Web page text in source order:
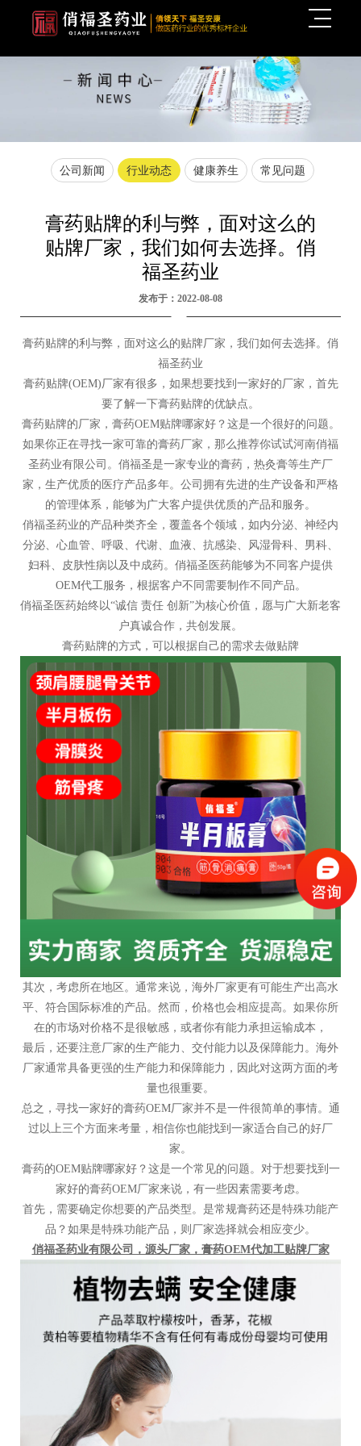
公司新闻 行业动态 健康养生 常见问题
膏药贴牌的利与弊，面对这么的
贴牌厂家，我们如何去选择。俏
福圣药业
发布于：2022-08-08
膏药贴牌的利与弊，面对这么的贴牌厂家，我们如何去选择。俏
福圣药业
膏药贴牌(OEM)厂家有很多，如果想要找到一家好的厂家，首先
要了解一下膏药贴牌的优缺点。
膏药贴牌的厂家，膏药OEM贴牌哪家好？这是一个很好的问题。
如果你正在寻找一家可靠的膏药厂家，那么推荐你试试河南俏福
圣药业有限公司。俏福圣是一家专业的膏药，热灸膏等生产厂
家，生产优质的医疗产品多年。公司拥有先进的生产设备和严格
的管理体系，能够为广大客户提供优质的产品和服务。
俏福圣药业的产品种类齐全，覆盖各个领域，如内分泌、神经内
分泌、心血管、呼吸、代谢、血液、抗感染、风湿骨科、男科、
妇科、皮肤性病以及中成药。俏福圣医药能够为不同客户提供
OEM代工服务，根据客户不同需要制作不同产品。
俏福圣医药始终以“诚信 责任 创新”为核心价值，愿与广大新老客
户真诚合作，共创发展。
膏药贴牌的方式，可以根据自己的需求去做贴牌
其次，考虑所在地区。通常来说，海外厂家更有可能生产出高水
平、符合国际标准的产品。然而，价格也会相应提高。如果你所
在的市场对价格不是很敏感，或者你有能力承担运输成本，
最后，还要注意厂家的生产能力、交付能力以及保障能力。海外
厂家通常具备更强的生产能力和保障能力，因此对这两方面的考
量也很重要。
总之，寻找一家好的膏药OEM厂家并不是一件很简单的事情。通
过以上三个方面来考量，相信你也能找到一家适合自己的好厂
家。
膏药的OEM贴牌哪家好？这是一个常见的问题。对于想要找到一
家好的膏药OEM厂家来说，有一些因素需要考虑。
首先，需要确定你想要的产品类型。是常规膏药还是特殊功能产
品？如果是特殊功能产品，则厂家选择就会相应变少。
俏福圣药业有限公司，源头厂家，膏药OEM代加工贴牌厂家